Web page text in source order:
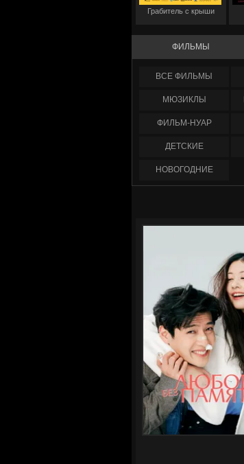
Грабитель с крыши
ФИЛЬМЫ
ФИЛЬМЫ
МЮЗИКЛЫ
ФИЛЬМ-НУАР
ДЕТСКИЕ
НОВОГОДНИЕ